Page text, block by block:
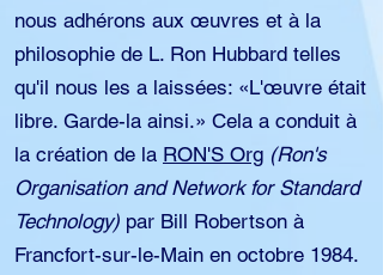
nous adhérons aux œuvres et à la
philosophie de L. Ron Hubbard telles
qu'il nous les a laissées: «L'œuvre était
libre. Garde-la ainsi.» Cela a conduit à
la création de la RON'S Org (Ron's
Organisation and Network for Standard
Technology) par Bill Robertson à
Francfort-sur-le-Main en octobre 1984.